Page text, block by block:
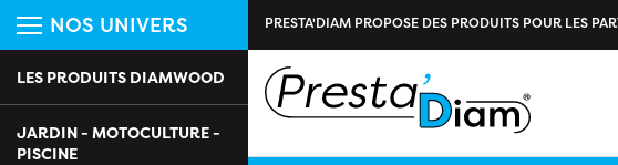
NOS UNIVERS
LES PRODUITS DIAMWOOD
JARDIN - MOTOCULTURE -
PISCINE
PRESTA'DIAM PROPOSE DES PRODUITS POUR LES